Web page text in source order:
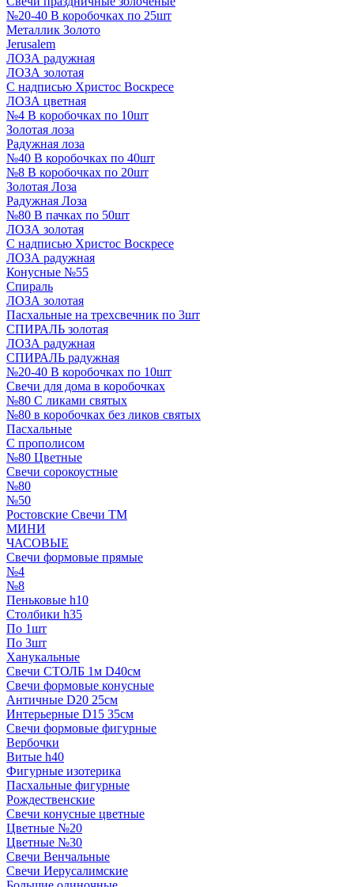
№20-40 В коробочках по 25шт
Металлик Золото
Jerusalem
ЛОЗА радужная
ЛОЗА золотая
С надписью Христос Воскресе
ЛОЗА цветная
№4 В коробочках по 10шт
Золотая лоза
Радужная лоза
№40 В коробочках по 40шт
№8 В коробочках по 20шт
Золотая Лоза
Радужная Лоза
№80 В пачках по 50шт
ЛОЗА золотая
С надписью Христос Воскресе
ЛОЗА радужная
Конусные №55
Спираль
ЛОЗА золотая
Пасхальные на трехсвечник по 3шт
СПИРАЛЬ золотая
ЛОЗА радужная
СПИРАЛЬ радужная
№20-40 В коробочках по 10шт
Свечи для дома в коробочках
№80 С ликами святых
№80 в коробочках без ликов святых
Пасхальные
С прополисом
№80 Цветные
Свечи сорокоустные
№80
№50
Ростовские Свечи ТМ
МИНИ
ЧАСОВЫЕ
Свечи формовые прямые
№4
№8
Пеньковые h10
Столбики h35
По 1шт
По 3шт
Ханукальные
Свечи СТОЛБ 1м D40см
Свечи формовые конусные
Античные D20 25см
Интерьерные D15 35см
Свечи формовые фигурные
Вербочки
Витые h40
Фигурные изотерика
Пасхальные фигурные
Рождественские
Свечи конусные цветные
Цветные №20
Цветные №30
Свечи Венчальные
Свечи Иерусалимские